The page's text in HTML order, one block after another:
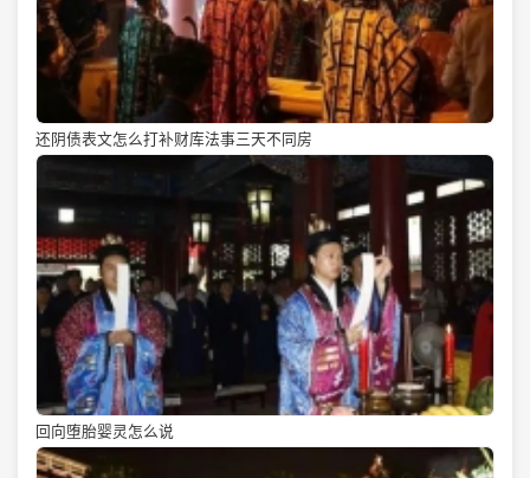
还阴债表文怎么打补财库法事三天不同房
回向堕胎婴灵怎么说